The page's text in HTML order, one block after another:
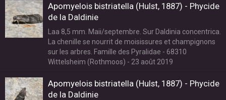
Apomyelois bistriatella (Hulst, 1887) - Phycide
de la Daldinie
Laa 8,5 mm. Maii/septembre. Sur Daldinia concentrica.
La chenille se nourrit de moisissures et champignons
sur les arbres. Famille des Pyralidae - 68310
Wittelsheim (Rothmoos) - 23 août 2019
Apomyelois bistriatella (Hulst, 1887) - Phycide
de la Daldinie